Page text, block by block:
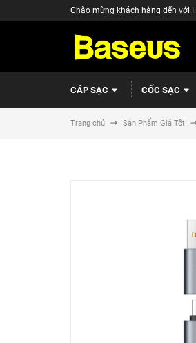
Chào mừng khách hàng đến với
CÁP SẠC CỐC SẠC
Trang chủ Sản Phẩm Giá Tốt